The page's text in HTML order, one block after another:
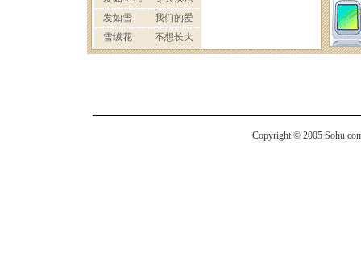
Copyright © 2005